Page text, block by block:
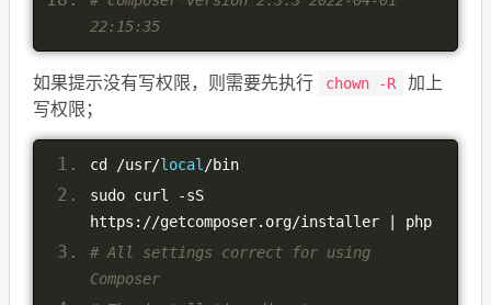
22:15:35
如果提示没有写权限，则需要先执行 chown -R
加上
写权限；
cd /usr/local /bin
sudo curl
-sS
https ://getcomposer. org/installer |
php
# All settings correct for using
Composer